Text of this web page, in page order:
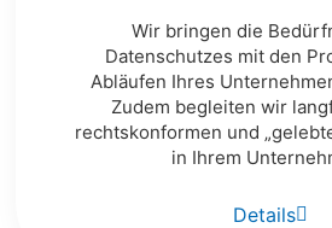
Wir bringen die
Datenschutzes mit den
Abläufen Ihres
Zudem begleiten wir
rechtskonformen und
in Ihrem
Details